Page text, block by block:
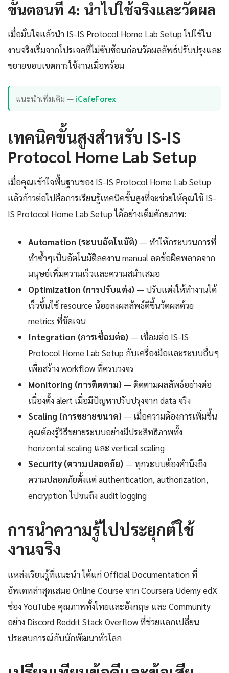
ขั้นตอนที่ 4: นำไปใช้จริงและวัดผล
เมื่อมั่นใจแล้วนำ IS-IS Protocol Home Lab Setup ไปใช้ใน
งานจริงเริ่มจากโปรเจคที่ไม่ซับซ้อนก่อนวัดผลลัพธ์ปรับปรุงและ
ขยายขอบเขตการใช้งานเมื่อพร้อม
แนะนำเพิ่มเติม — iCafeForex
เทคนิคขั้นสูงสำหรับ IS-IS
Protocol Home Lab Setup
เมื่อคุณเข้าใจพื้นฐานของ IS-IS Protocol Home Lab Setup
แล้วก้าวต่อไปคือการเรียนรู้เทคนิคขั้นสูงที่จะช่วยให้คุณใช้ IS-
IS Protocol Home Lab Setup ได้อย่างเต็มศักยภาพ:
Automation (ระบบอัตโนมัติ) — ทำให้กระบวนการที่
ทำซ้ำๆเป็นอัตโนมัติลดงาน manual ลดข้อผิดพลาดจาก
มนุษย์เพิ่มความเร็วและความสม่ำเสมอ
Optimization (การปรับแต่ง) — ปรับแต่งให้ทำงานได้
เร็วขึ้นใช้ resource น้อยลงผลลัพธ์ดีขึ้นวัดผลด้วย
metrics ที่ชัดเจน
Integration (การเชื่อมต่อ) — เชื่อมต่อ IS-IS
Protocol Home Lab Setup กับเครื่องมือและระบบอื่นๆ
เพื่อสร้าง workflow ที่ครบวงจร
Monitoring (การติดตาม) — ติดตามผลลัพธ์อย่างต่อ
เนื่องตั้ง alert เมื่อมีปัญหาปรับปรุงจาก data จริง
Scaling (การขยายขนาด) — เมื่อความต้องการเพิ่มขึ้น
คุณต้องรู้วิธีขยายระบบอย่างมีประสิทธิภาพทั้ง
horizontal scaling และ vertical scaling
Security (ความปลอดภัย) — ทุกระบบต้องคำนึงถึง
ความปลอดภัยตั้งแต่ authentication, authorization,
encryption ไปจนถึง audit logging
การนำความรู้ไปประยุกต์ใช้
งานจริง
แหล่งเรียนรู้ที่แนะนำ ได้แก่ Official Documentation ที่
อัพเดทล่าสุดเสมอ Online Course จาก Coursera Udemy edX
ช่อง YouTube คุณภาพทั้งไทยและอังกฤษ และ Community
อย่าง Discord Reddit Stack Overflow ที่ช่วยแลกเปลี่ยน
ประสบการณ์กับนักพัฒนาทั่วโลก